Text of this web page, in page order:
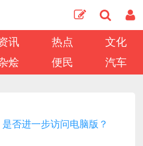
讯 热点
文化
烩 便民 汽车
否进一步访问电脑版？